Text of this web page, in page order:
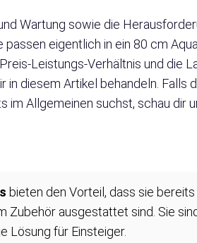
Wartung sowie die
eigentlich in ein 80 cm
Leistungs-Verhältnis und die
diesem Artikel behandeln. Falls
Allgemeinen suchst, schau dir
bieten den Vorteil, dass sie
Zubehör ausgestattet sind. Sie
Lösung für Einsteiger.